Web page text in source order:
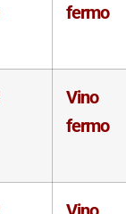
fermo
Vino
fermo